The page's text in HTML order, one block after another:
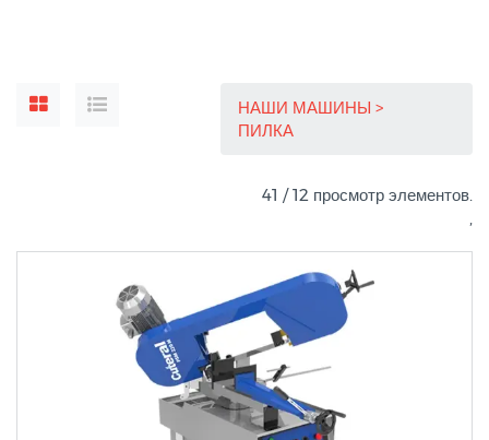
НАШИ МАШИНЫ
ПИЛКА
41 / 12 просмотр элементов.
,